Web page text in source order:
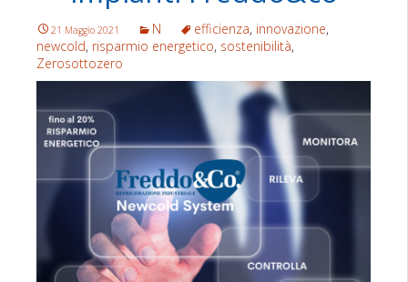
21 Maggio 2021 N efficienza, innovazione,
newcold, risparmio energetico, sostenibilità,
Zerosottozero